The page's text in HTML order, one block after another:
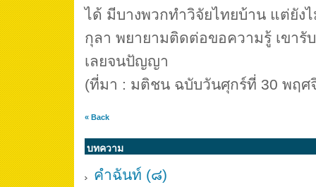
ได้ มีบางพวกทำวิจัยไทยบ้าน แต่ยัง
กุลา พยายามติดต่อขอความรู้ เขารั
เลยจนปัญญา
(ที่มา : มติชน ฉบับวันศุกร์ที่ 30 พฤศ
« Back
บทความ
คำฉันท์ (๘)